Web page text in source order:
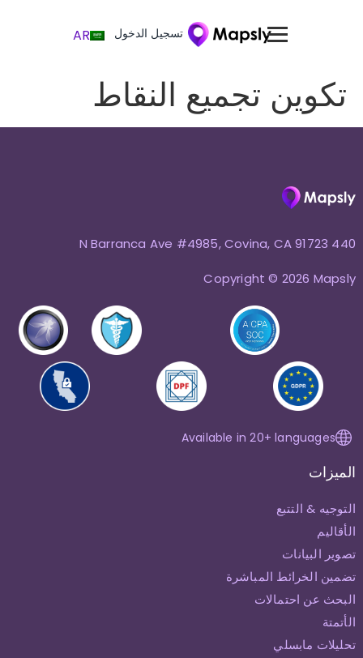
تسجيل الدخول AR
تكوين تجميع النقاط
440 N Barranca Ave #4985, Covina, CA 91723
Copyright © 2026 Mapsly
Available in 20+ languages
الميزات
التوجيه & التتبع
الأقاليم
تصوير البيانات
تضمين الخرائط المباشرة
البحث عن احتمالات
الأتمتة
تحليلات مابسلي